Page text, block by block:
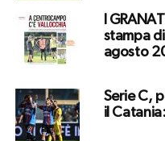
I
stampa
agosto
Serie C,
il